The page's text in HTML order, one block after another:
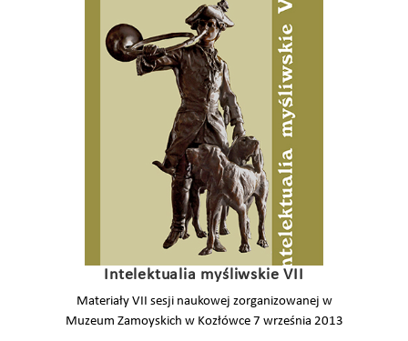
Intelektualia myśliwskie VII
Materiały VII sesji naukowej zorganizowanej w
Muzeum Zamoyskich w Kozłówce 7 września 2013